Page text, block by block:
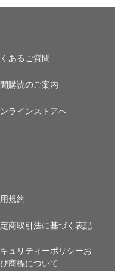
あるご質問
購読のご案内
ラインストアへ
規約
商取引法に基づく表記
ュリティーポリシーお
商標について